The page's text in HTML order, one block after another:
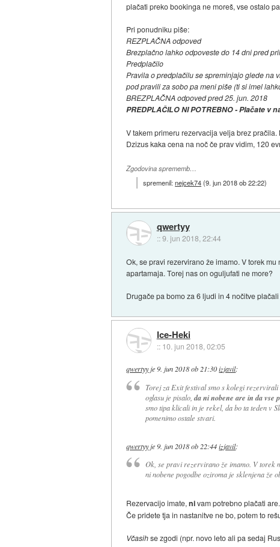
plačati preko bookinga ne moreš, vse ostalo
Pri ponudniku piše:
REZPLAČNA odpoved
Brezplačno lahko odpoveste do 14 dni pred
Predplačilo
Pravila o predplačilu se spreminjajo glede na
pod pravili za sobo pa meni piše (ti si imel
BREZPLAČNA odpoved pred 25. jun. 2018
PREDPLAČILO NI POTREBNO - Plačate v
V takem primeru rezervacija velja brez
Dzizus kaka cena na noč če prav vidim, 120
Zgodovina sprememb…
spremenil:nejcek74(9. jun 2018 ob 22:22)
qwertyy
::9. jun 2018, 22:44
Ok, se pravi rezervirano že imamo. V torek
apartamaja. Torej nas on oguljufati ne more?
Drugače pa bomo za 6 ljudi in 4 nočitve
Ice-Heki
:: 10. jun 2018, 02:05
qwertyyje9. jun 2018 ob 21:30 izjavil:
Torej za Exit festival smo s kolegi
oglasu je pisalo,da ni nobene are in da vse
smo tipa klicali in je rekel, da bo ta teden v
pomenimo ostale stvari.
qwertyyje 9. jun 2018 ob 22:44 izjavil:
Ok, se pravi rezervirano že imamo. V torek
ni nobene pogodbe oziroma je sklenjena že
Rezervacijo imate,nivam potrebno plačati are.
Če pridete tja in nastanitve ne bo, potem to
Včasihse zgodi (npr. novo leto ali pa sedaj